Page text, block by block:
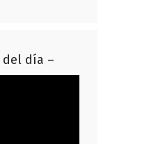
del día –